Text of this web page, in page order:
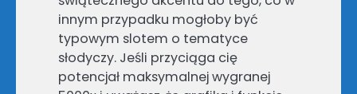
innym przypadku mogłoby być
typowym slotem o tematyce
słodyczy. Jeśli przyciąga cię
potencjał maksymalnej wygranej